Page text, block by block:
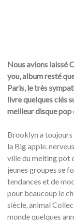
Nous avions laissé
you, album resté
Paris, le très
livre quelques clés
meilleur disque pop
Brooklyn a toujours
la Big apple.
ville du melting pot
jeunes groupes se
tendances et de
pour beaucoup le
siècle, animal
monde quelques